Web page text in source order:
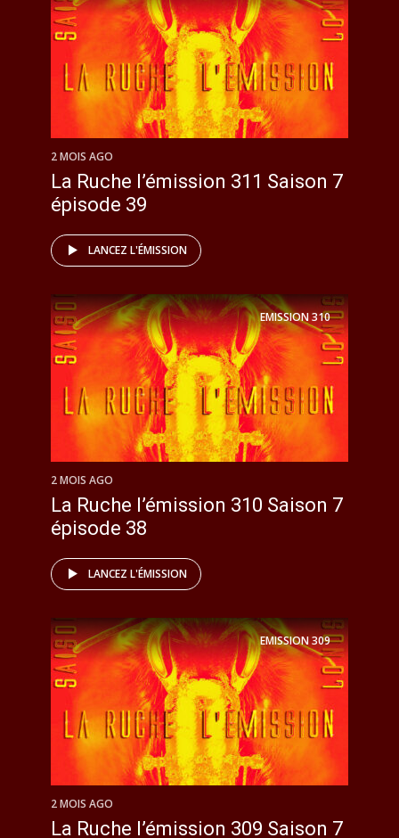
2 MOIS AGO
La Ruche l’émission 311 Saison 7
épisode 39
LANCEZ L'ÉMISSION
EMISSION310
2 MOIS AGO
La Ruche l’émission 310 Saison 7
épisode 38
LANCEZ L'ÉMISSION
EMISSION309
2 MOIS AGO
La Ruche l’émission 309 Saison 7